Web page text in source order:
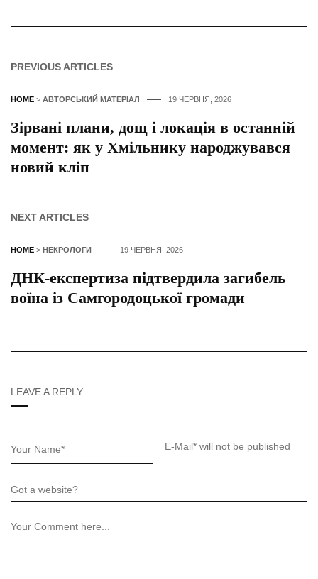
PREVIOUS ARTICLES
HOME > АВТОРСЬКИЙ МАТЕРІАЛ 19 ЧЕРВНЯ, 2026
Зірвані плани, дощ і локація в останній
момент: як у Хмільнику народжувався
новий кліп
NEXT ARTICLES
HOME > НЕКРОЛОГИ 19 ЧЕРВНЯ, 2026
ДНК-експертиза підтвердила загибель
воїна із Самгородоцької громади
LEAVE A REPLY